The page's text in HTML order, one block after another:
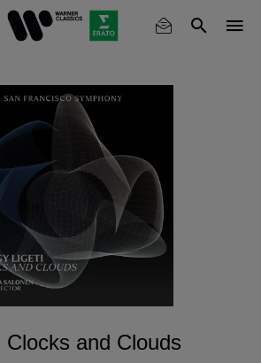
Clocks and Clouds